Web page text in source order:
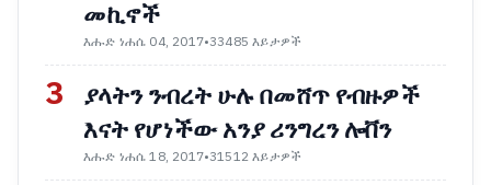
መኪኖች
እሑድ ነሐሴ 04, 2017•33485 እይታዎች
3
ያላትን ንብረት ሁሉ በመሸጥ የብዙዎች
እናት የሆነችው አንያ ሪንግረን ሎቨን
እሑድ ነሐሴ 18, 2017•31512 እይታዎች